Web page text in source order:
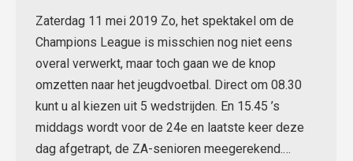
Zaterdag 11 mei 2019 Zo, het spektakel om de
Champions League is misschien nog niet eens
overal verwerkt, maar toch gaan we de knop
omzetten naar het jeugdvoetbal. Direct om 08.30
kunt u al kiezen uit 5 wedstrijden. En 15.45 ’s
middags wordt voor de 24e en laatste keer deze
dag afgetrapt, de ZA-senioren meegerekend.…